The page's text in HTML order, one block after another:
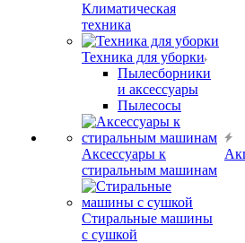
Климатическая
техника
Техника для уборки
Пылесборники
и аксессуары
Пылесосы
Аксессуары к
стиральным машинам
Стиральные машины
с сушкой